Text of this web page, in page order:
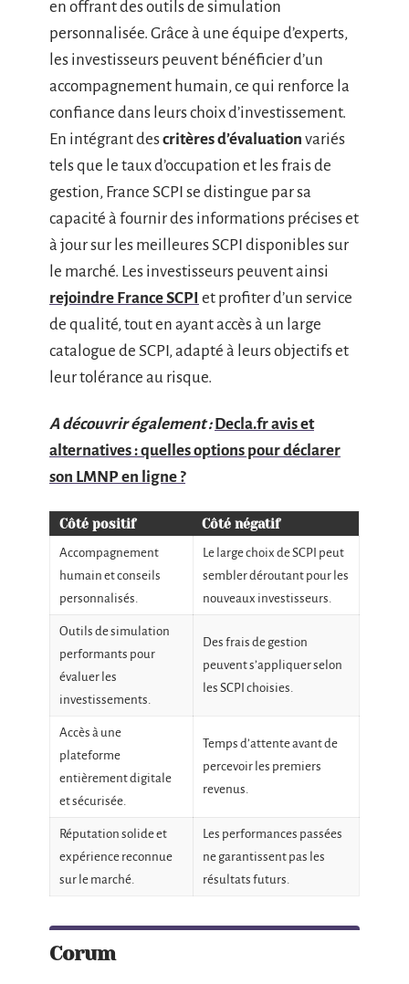
en offrant des outils de simulation
personnalisée. Grâce à une équipe d’experts,
les investisseurs peuvent bénéficier d’un
accompagnement humain, ce qui renforce la
confiance dans leurs choix d’investissement.
En intégrant descritères d’évaluation variés
tels que le taux d’occupation et les frais de
gestion, France SCPI se distingue par sa
capacité à fournir des informations précises et
à jour sur les meilleures SCPI disponibles sur
le marché. Les investisseurs peuvent ainsi
rejoindre France SCPI et profiter d’un service
de qualité, tout en ayant accès à un large
catalogue de SCPI, adapté à leurs objectifs et
leur tolérance au risque.
A découvrir également : Decla.fr avis et
alternatives : quelles options pour déclarer
son LMNP en ligne ?
Côté positif Côté négatif
Accompagnement
humain et conseils
personnalisés.
Le large choix de SCPI peut
sembler déroutant pour les
nouveaux investisseurs.
Outils de simulation
performants pour
évaluer les
investissements.
Des frais de gestion
peuvent s’appliquer selon
les SCPI choisies.
Accès à une
plateforme
entièrement digitale
et sécurisée.
Temps d’attente avant de
percevoir les premiers
revenus.
Réputation solide et
expérience reconnue
sur le marché.
Les performances passées
ne garantissent pas les
résultats futurs.
Corum